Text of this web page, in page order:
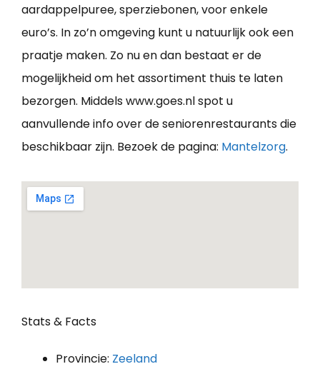
aardappelpuree, sperziebonen, voor enkele
euro’s. In zo’n omgeving kunt u natuurlijk ook een
praatje maken. Zo nu en dan bestaat er de
mogelijkheid om het assortiment thuis te laten
bezorgen. Middels www.goes.nl spot u
aanvullende info over de seniorenrestaurants die
beschikbaar zijn. Bezoek de pagina: Mantelzorg.
Stats & Facts
Provincie: Zeeland